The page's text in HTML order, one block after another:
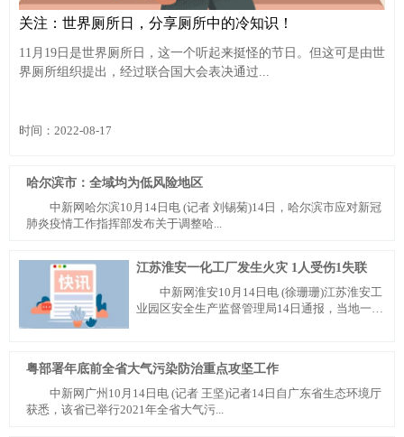
关注：世界厕所日，分享厕所中的冷知识！
11月19日是世界厕所日，这一个听起来挺怪的节日。但这可是由世
界厕所组织提出，经过联合国大会表决通过...
时间：2022-08-17
哈尔滨市：全域均为低风险地区
中新网哈尔滨10月14日电 (记者 刘锡菊)14日，哈尔滨市应对新冠
肺炎疫情工作指挥部发布关于调整哈...
江苏淮安一化工厂发生火灾 1人受伤1失联
中新网淮安10月14日电 (徐珊珊)江苏淮安工
业园区安全生产监督管理局14日通报，当地一双
粤部署年底前全省大气污染防治重点攻坚工作
中新网广州10月14日电 (记者 王坚)记者14日自广东省生态环境厅
获悉，该省已举行2021年全省大气污...